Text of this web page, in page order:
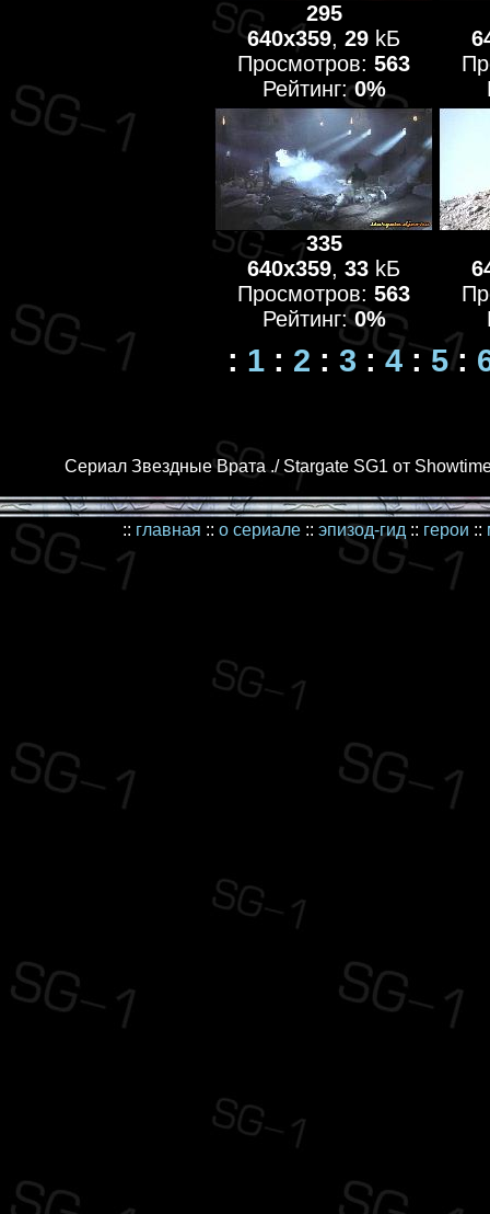
295
640x359, 29 kБ
Просмотров: 563
Рейтинг:0%
335
640x359, 33 kБ
Просмотров: 563
Рейтинг:0%
: 1: 2 : 3 : 4: 5:
Сериал Звездные Врата ./ Stargate SG1 от
:: главная :: о сериале:: эпизод-гид :: герои ::